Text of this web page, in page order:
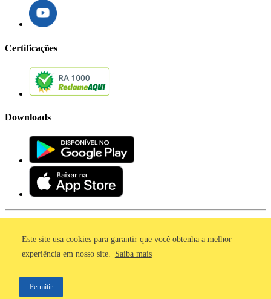
Este site usa cookies para garantir que você obtenha a melhor
experiência em nosso site. Saiba mais
Permitir
Certificações
Downloads
Imprensa
Política de Privacidade
©2011 - 2026, GetNinjas LTDA. CNPJ 55.744.877/0001-89 - Rua